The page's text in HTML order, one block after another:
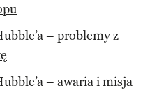
– problemy z
– awaria i misja